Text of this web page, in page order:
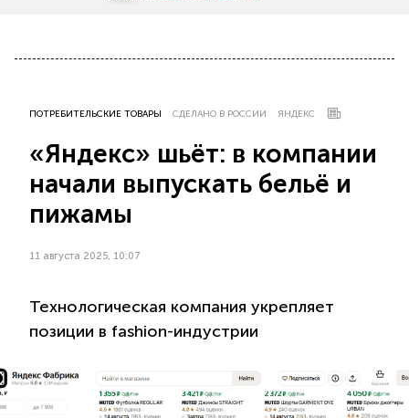
ПОТРЕБИТЕЛЬСКИЕ ТОВАРЫ СДЕЛАНО В РОССИИ ЯНДЕКС
«Яндекс» шьёт: в компании
начали выпускать бельё и
пижамы
11 августа 2025, 10:07
Технологическая компания укрепляет
позиции в fashion-индустрии